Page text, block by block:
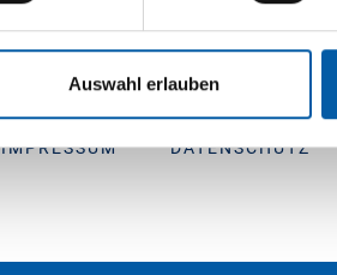
Auswahl erlauben
IMPRESSUM DATENSCHUTZ